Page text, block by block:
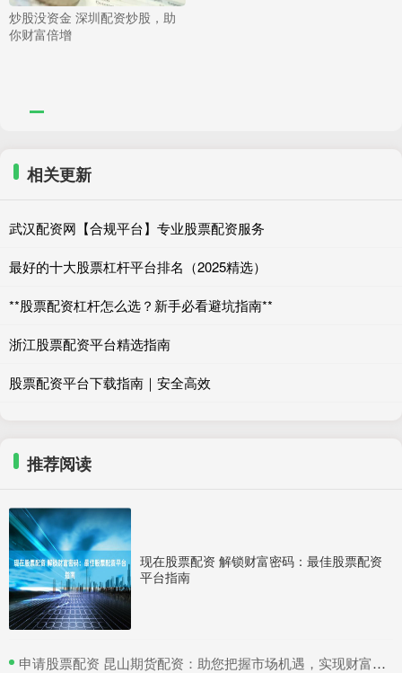
炒股没资金 深圳配资炒股，助
你财富倍增
相关更新
武汉配资网【合规平台】专业股票配资服务
最好的十大股票杠杆平台排名（2025精选）
**股票配资杠杆怎么选？新手必看避坑指南**
浙江股票配资平台精选指南
股票配资平台下载指南｜安全高效
推荐阅读
现在股票配资 解锁财富密码：最佳股票配资
平台指南
​申请股票配资 昆山期货配资：助您把握市场机遇，实现财富梦想